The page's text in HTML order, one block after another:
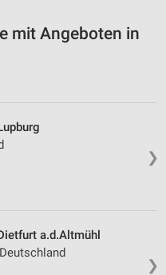
mit Angeboten in
❯
❯
a.d.Altmühl